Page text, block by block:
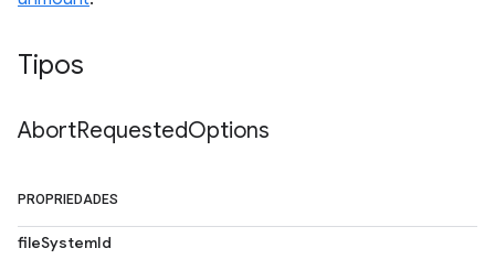
Tipos
AbortRequestedOptions
PROPRIEDADES
fileSystemId